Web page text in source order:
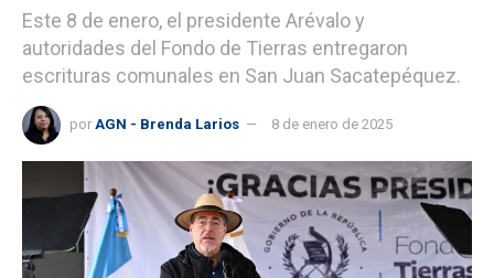
Este 8 de enero, el presidente Arévalo y
autoridades del Fondo de Tierras entregaron
escrituras comunales en San Juan Sacatepéquez.
por AGN - Brenda Larios 8 de enero de 2025